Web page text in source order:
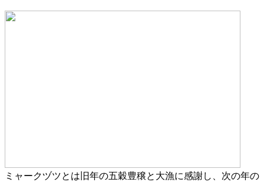
ミャークヅツとは旧年の五穀豊穣と大漁に感謝し、次の年の